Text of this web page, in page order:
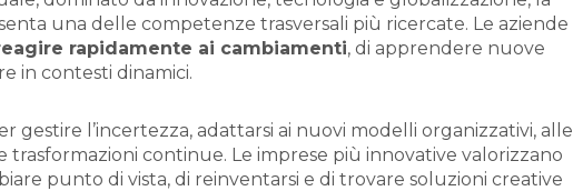
una delle competenze trasversali più ricercate. Le aziende
rapidamente ai cambiamenti, di apprendere nuove
in contesti dinamici.
gestire l’incertezza, adattarsi ai nuovi modelli organizzativi, alle
continue. Le imprese più innovative valorizzano
punto di vista, di reinventarsi e di trovare soluzioni creative